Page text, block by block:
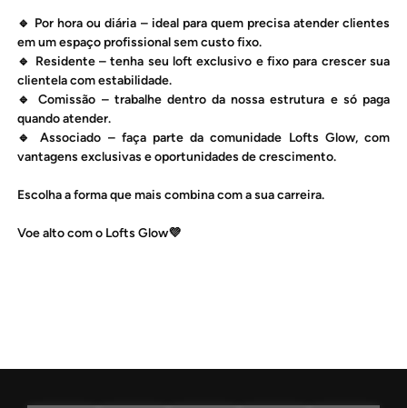
🔹 Por hora ou diária – ideal para quem precisa atender clientes
em um espaço profissional sem custo fixo.
🔹 Residente – tenha seu loft exclusivo e fixo para crescer sua
clientela com estabilidade.
🔹 Comissão – trabalhe dentro da nossa estrutura e só paga
quando atender.
🔹 Associado – faça parte da comunidade Lofts Glow, com
vantagens exclusivas e oportunidades de crescimento.
Escolha a forma que mais combina com a sua carreira.
Voe alto com o Lofts Glow💜